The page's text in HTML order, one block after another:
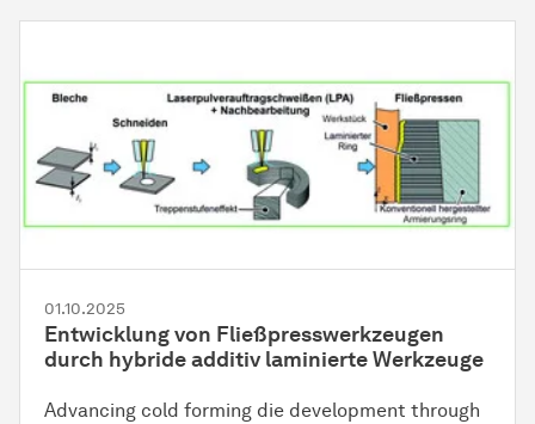
01.10.2025
Entwicklung von Fließpresswerkzeugen
durch hybride additiv laminierte Werkzeuge
Advancing cold forming die development through